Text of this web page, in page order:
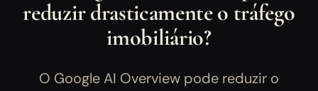
reduzir drasticamente o tráfego
imobiliário?
O Google AI Overview pode reduzir o